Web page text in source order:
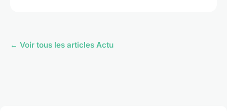
← Voir tous les articles Actu